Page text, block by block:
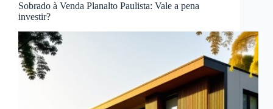
Sobrado à Venda Planalto Paulista: Vale a pena
investir?